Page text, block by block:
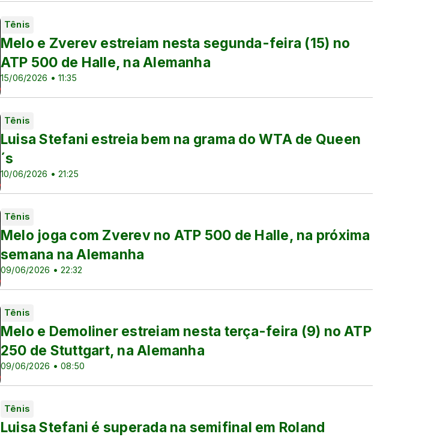
Tênis
15/06/2026 • 11:35
Melo e Zverev estreiam nesta segunda-feira (15) no
ATP 500 de Halle, na Alemanha
Tênis
10/06/2026 • 21:25
Luisa Stefani estreia bem na grama do WTA de Queen
´s
Tênis
09/06/2026 • 22:32
Melo joga com Zverev no ATP 500 de Halle, na próxima
semana na Alemanha
Tênis
09/06/2026 • 08:50
Melo e Demoliner estreiam nesta terça-feira (9) no ATP
250 de Stuttgart, na Alemanha
Tênis
Luisa Stefani é superada na semifinal em Roland